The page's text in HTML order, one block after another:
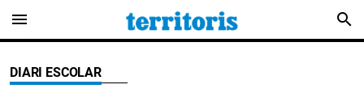
menu search
DIARI ESCOLAR